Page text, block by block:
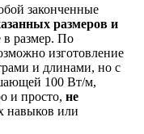
законченные
размеров и
в размер. По
изготовление
и длинами, но с
100 Вт/м,
и просто, не
навыков или